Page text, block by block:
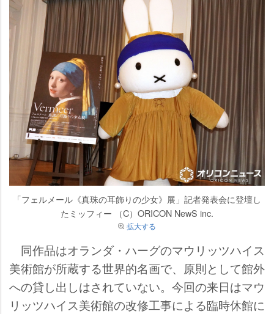
「フェルメール《真珠の耳飾りの少女》展」記者発表会に登壇し
たミッフィー （C）ORICON NewS inc.
拡大する
同作品はオランダ・ハーグのマウリッツハイス
美術館が所蔵する世界的名画で、原則として館外
への貸し出しはされていない。今回の来日はマウ
リッツハイス美術館の改修工事による臨時休館に